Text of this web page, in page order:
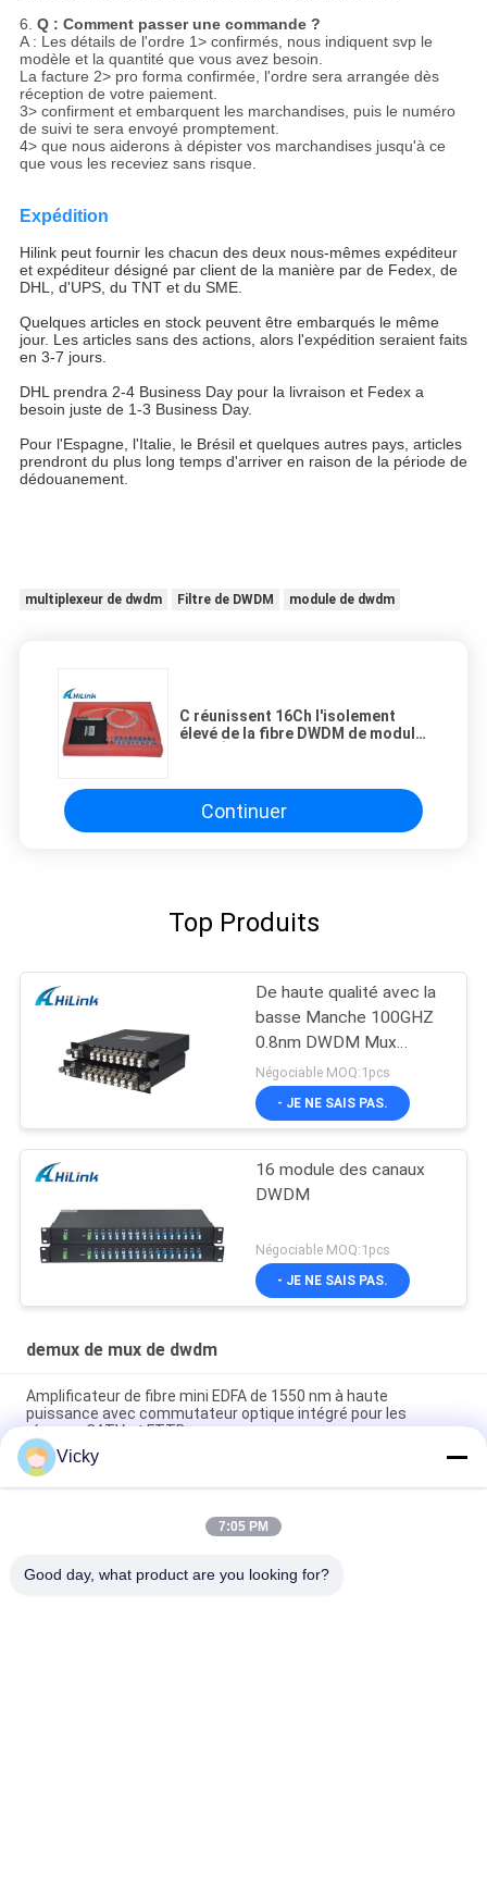
6. Q : Comment passer une commande ?
A : Les détails de l'ordre 1> confirmés, nous indiquent svp le
modèle et la quantité que vous avez besoin.
La facture 2> pro forma confirmée, l'ordre sera arrangée dès
réception de votre paiement.
3> confirment et embarquent les marchandises, puis le numéro
de suivi te sera envoyé promptement.
4> que nous aiderons à dépister vos marchandises jusqu'à ce
que vous les receviez sans risque.
Expédition
Hilink peut fournir les chacun des deux nous-mêmes expéditeur
et expéditeur désigné par client de la manière par de Fedex, de
DHL, d'UPS, du TNT et du SME.
Quelques articles en stock peuvent être embarqués le même
jour. Les articles sans des actions, alors l'expédition seraient faits
en 3-7 jours.
DHL prendra 2-4 Business Day pour la livraison et Fedex a
besoin juste de 1-3 Business Day.
Pour l'Espagne, l'Italie, le Brésil et quelques autres pays, articles
prendront du plus long temps d'arriver en raison de la période de
dédouanement.
multiplexeur de dwdm Filtre de DWDM module de dwdm
C réunissent 16Ch l'isolement
élevé de la fibre DWDM de module
Continuer
Top Produits
De haute qualité avec la
basse Manche 100GHZ
0.8nm DWDM Mux
Demux de la perte par
insertion 8
Négociable MOQ:1pcs
- JE NE SAIS PAS.
16 module des canaux
DWDM
Négociable MOQ:1pcs
- JE NE SAIS PAS.
demux de mux de dwdm
Amplificateur de fibre mini EDFA de 1550 nm à haute
puissance avec commutateur optique intégré pour les
réseaux CATV et FTTB
Mini ligne optique amplificateur optique de 1550nm CATV
EDFA d'amplificateur
Bâti de support passif de la fibre 1U du dispositif DWDM Mux
Vicky
7:05 PM
Good day, what product are you looking for?